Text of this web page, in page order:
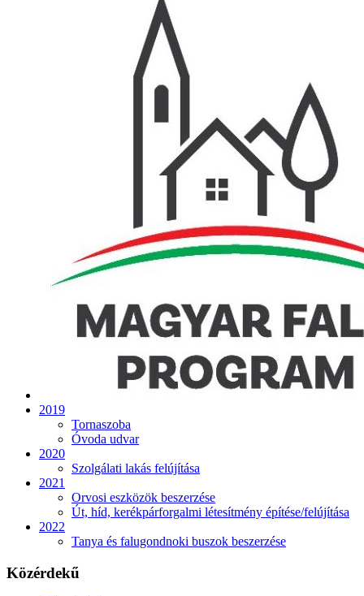
2019
Tornaszoba
Óvoda udvar
2020
Szolgálati lakás felújítása
2021
Orvosi eszközök beszerzése
Út, híd, kerékpárforgalmi létesítmény építése/felújítása
2022
Tanya és falugondnoki buszok beszerzése
Közérdekű